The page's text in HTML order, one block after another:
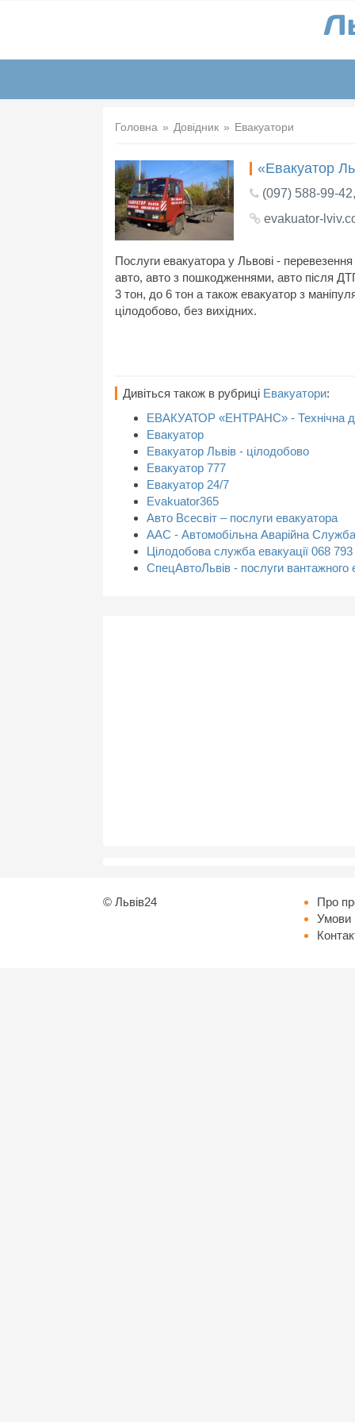
Головна Довідник Евакуатори
«Евакуатор
(097) 588-99-
evakuator-
Послуги евакуатора у Львові -
авто, авто з пошкодженнями, авто після
3 тон, до 6 тон а також евакуатор з
цілодобово, без вихідних.
Дивіться також в рубриці Евакуатори:
ЕВАКУАТОР «ЕНТРАНС» - Технічна
Евакуатор
Евакуатор Львів - цілодобово
Евакуатор 777
Евакуатор 24/7
Evakuator365
Авто Всесвіт – послуги евакуатора
ААС - Автомобільна Аварійна Служба
Цілодобова служба евакуації 068
СпецАвтоЛьвів - послуги вантажного
© Львів24
Про
Умови